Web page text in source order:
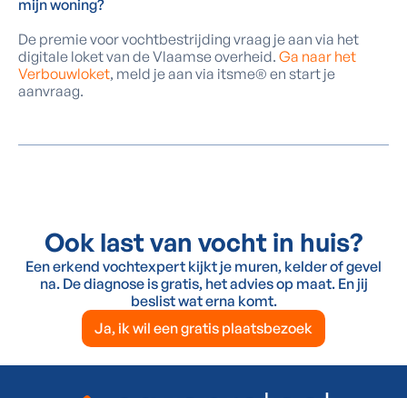
mijn woning?
De premie voor vochtbestrijding vraag je aan via het
digitale loket van de Vlaamse overheid. Ga naar het
Verbouwloket, meld je aan via itsme® en start je
aanvraag.
Ook last van vocht in huis?
Een erkend vochtexpert kijkt je muren, kelder of gevel
na. De diagnose is gratis, het advies op maat. En jij
beslist wat erna komt.
Ja, ik wil een gratis plaatsbezoek